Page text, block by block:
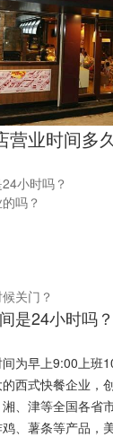
营业时间多久
小时吗？
吗？
关门？
是24小时吗？
为早上9:00上班
西式快餐企业，
、津等全国各省
、薯条等产品，